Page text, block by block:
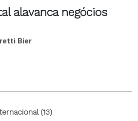
alavanca negócios
Bier
(13)